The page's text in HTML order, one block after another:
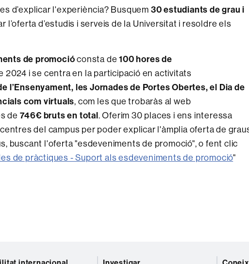
d’explicar l'experiència? Busquem 30 estudiants de grau i
l’oferta d’estudis i serveis de la Universitat i resoldre els
de promocióconsta de100 hores de
2024 i se centra en la participació en activitats
l’Ensenyament, les Jornades de Portes Obertes, el Dia de
com virtuals, com les que trobaràs al web
de 746€ bruts en total. Oferim 30 places i ens interessa
del campus per poder explicar l'àmplia oferta de
buscant l'oferta "esdeveniments de promoció", o fent clic
de pràctiques - Suport als esdeveniments de promoció"